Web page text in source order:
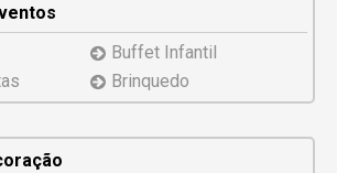
Buffet Infantil
Brinquedo